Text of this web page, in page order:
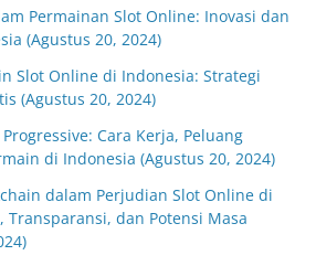
Permainan Slot Online: Inovasi dan
(Agustus 20, 2024)
Slot Online di Indonesia: Strategi
(Agustus 20, 2024)
Cara Kerja, Peluang
di Indonesia (Agustus 20, 2024)
dalam Perjudian Slot Online di
Transparansi, dan Potensi Masa